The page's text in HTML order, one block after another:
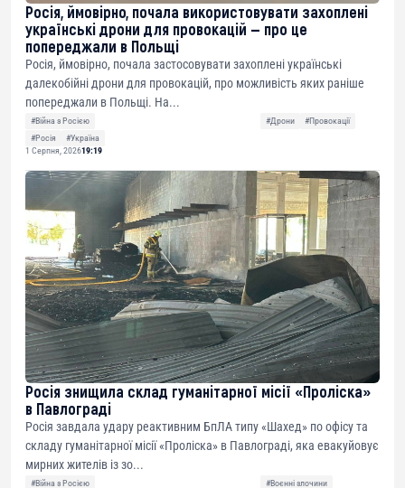
Росія, ймовірно, почала використовувати захоплені
українські дрони для провокацій — про це
попереджали в Польщі
Росія, ймовірно, почала застосовувати захоплені українські
далекобійні дрони для провокацій, про можливість яких раніше
попереджали в Польщі. На...
#Війна з Росією #Дрони
#Провокації
#Росія
#Україна
1 Серпня, 202619:19
Росія знищила склад гуманітарної місії «Проліска»
в Павлограді
Росія завдала удару реактивним БпЛА типу «Шахед» по офісу та
складу гуманітарної місії «Проліска» в Павлограді, яка евакуйовує
мирних жителів із зо...
#Війна з Росією
#Воєнні злочини